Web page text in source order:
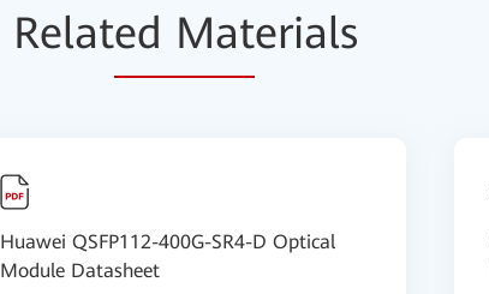
Related Materials
Huawei QSFP112-400G-SR4-D Optical
Module Datasheet